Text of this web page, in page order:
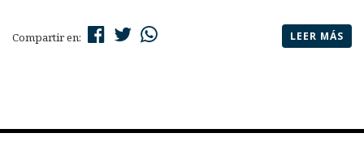
Compartir en: LEER MÁS